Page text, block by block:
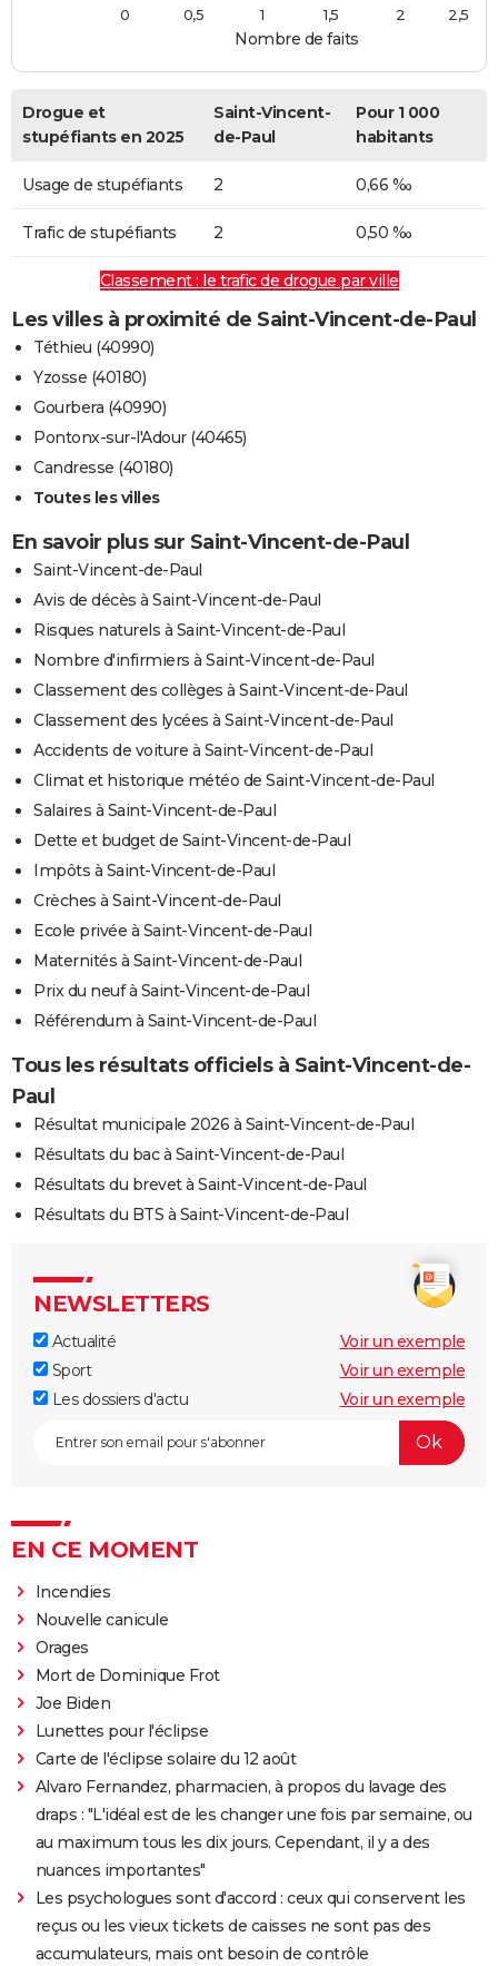
Nombre de faits
0
0,5 1 1,5 2 2,5
Drogue et
stupéfiants en 2025
Saint-Vincent-
de-Paul
Pour 1 000
habitants
Usage de stupéfiants 2 0,66 ‰
Trafic de stupéfiants 2 0,50 ‰
Classement : le trafic de drogue par ville
Les villes à proximité de Saint-Vincent-de-Paul
Téthieu (40990)
Yzosse (40180)
Gourbera (40990)
Pontonx-sur-l'Adour (40465)
Candresse (40180)
Toutes les villes
En savoir plus sur Saint-Vincent-de-Paul
Saint-Vincent-de-Paul
Avis de décès à Saint-Vincent-de-Paul
Risques naturels à Saint-Vincent-de-Paul
Nombre d'infirmiers à Saint-Vincent-de-Paul
Classement des collèges à Saint-Vincent-de-Paul
Classement des lycées à Saint-Vincent-de-Paul
Accidents de voiture à Saint-Vincent-de-Paul
Climat et historique météo de Saint-Vincent-de-Paul
Salaires à Saint-Vincent-de-Paul
Dette et budget de Saint-Vincent-de-Paul
Impôts à Saint-Vincent-de-Paul
Crèches à Saint-Vincent-de-Paul
Ecole privée à Saint-Vincent-de-Paul
Maternités à Saint-Vincent-de-Paul
Prix du neuf à Saint-Vincent-de-Paul
Référendum à Saint-Vincent-de-Paul
Tous les résultats officiels à Saint-Vincent-de-
Paul
Résultat municipale 2026 à Saint-Vincent-de-Paul
Résultats du bac à Saint-Vincent-de-Paul
Résultats du brevet à Saint-Vincent-de-Paul
Résultats du BTS à Saint-Vincent-de-Paul
NEWSLETTERS
Actualité
Voir un exemple
Sport
Voir un exemple
Les dossiers d'actu
Voir un exemple
EN CE MOMENT
Incendies
Nouvelle canicule
Orages
Mort de Dominique Frot
Joe Biden
Lunettes pour l'éclipse
Carte de l'éclipse solaire du 12 août
Alvaro Fernandez, pharmacien, à propos du lavage des
draps : "L'idéal est de les changer une fois par semaine, ou
au maximum tous les dix jours. Cependant, il y a des
nuances importantes"
Les psychologues sont d'accord : ceux qui conservent les
reçus ou les vieux tickets de caisses ne sont pas des
accumulateurs, mais ont besoin de contrôle